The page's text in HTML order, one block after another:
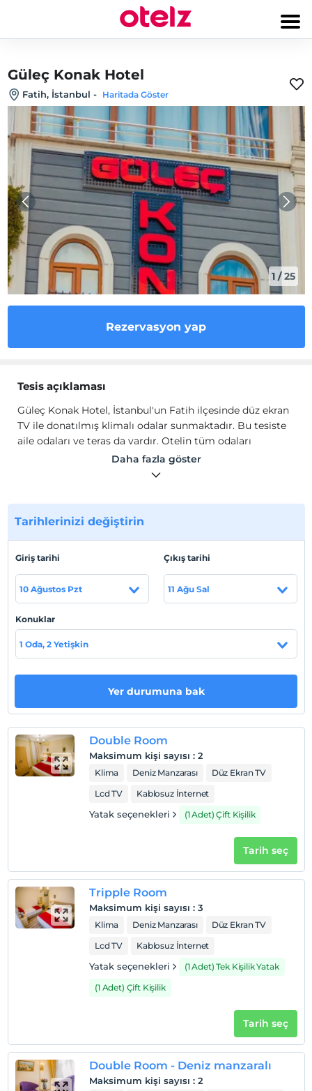
Güleç Konak Hotel
Fatih, İstanbul - Haritada Göster
1 /25
Rezervasyon yap
Tesis açıklaması
Güleç Konak Hotel, İstanbul'un Fatih ilçesinde düz ekran
TV ile donatılmış klimalı odalar sunmaktadır. Bu tesiste
aile odaları ve teras da vardır. Otelin tüm odaları
Güleç Konak Hotel'de her gün kontinental kahvaltı servis
Tesis lokasyon bilgileri
Otel yakınlarında Sultanahmet Camii, Ayasofya ve
Yerebatan Sarnıcı gibi popüler cazibe merkezleri
bulunmaktadır. En yakın havaalanı olan İstanbul Sabiha
Gökçen Uluslararası Havaalanı 30 km. mesafededir.
Otel koşulları
Check/in
En erken saat 13:00 ve sonrası
En geç saat 11:00 ve öncesi
Sigara
Odalarda sigara içilmez
Çocuklar
2 yaşına kadar olan bebekler ücretsizdir.
Her bir oda için 4 yaşına kadar 1 çocuk ücretsizdir
Daha fazla göster
Tarihlerinizi değiştirin
Giriş tarihi
10 Ağustos Pzt
Çıkış tarihi
11 Ağu Sal
Konuklar
1 Oda, 2 Yetişkin
Yer durumuna bak
Double Room
Maksimum kişi sayısı : 2
Klima Deniz Manzarası
Düz Ekran TV
Lcd TV
Kablosuz İnternet
Yatak seçenekleri (1 Adet) Çift Kişilik
Tarih seç
Tripple Room
Maksimum kişi sayısı : 3
Klima Deniz Manzarası
Düz Ekran TV
Lcd TV
Kablosuz İnternet
Yatak seçenekleri
(1 Adet) Tek Kişilik Yatak
(1 Adet) Çift Kişilik
Tarih seç
Double Room - Deniz manzaralı
Maksimum kişi sayısı : 2